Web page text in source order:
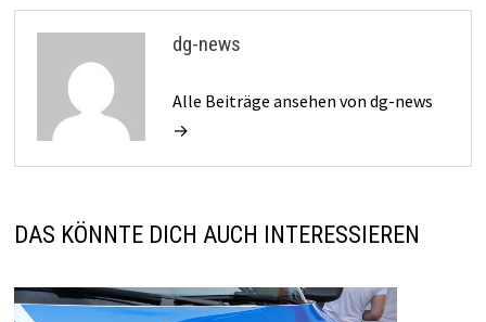
dg-news
Alle Beiträge ansehen von dg-news
→
DAS KÖNNTE DICH AUCH INTERESSIEREN